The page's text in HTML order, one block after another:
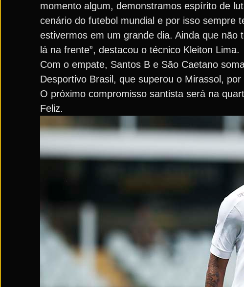
momento algum, demonstramos espírito de
cenário do futebol mundial e por isso sempre
estivermos em um grande dia. Ainda que
lá na frente”, destacou o técnico Kleiton Lima.
Com o empate, Santos B e São Caetano
Desportivo Brasil, que superou o Mirassol,
O próximo compromisso santista será na
Feliz.